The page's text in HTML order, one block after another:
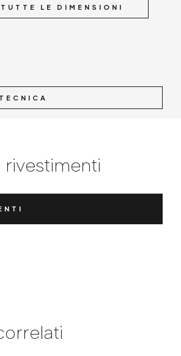
LE DIMENSIONI
rivestimenti